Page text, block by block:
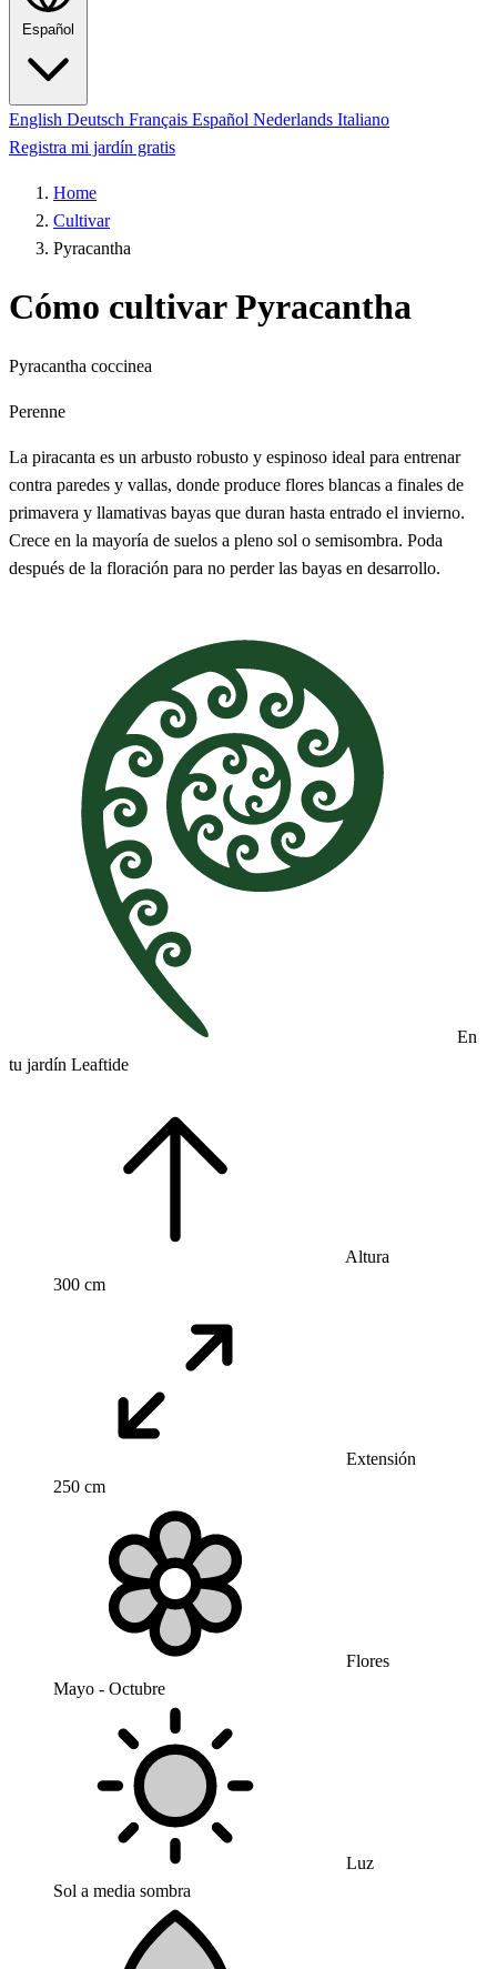
Español
English Deutsch Français Español Nederlands Italiano
Registra mi jardín gratis
Home
Cultivar
Pyracantha
Cómo cultivar Pyracantha
Pyracantha coccinea
Perenne
La piracanta es un arbusto robusto y espinoso ideal para entrenar
contra paredes y vallas, donde produce flores blancas a finales de
primavera y llamativas bayas que duran hasta entrado el invierno.
Crece en la mayoría de suelos a pleno sol o semisombra. Poda
después de la floración para no perder las bayas en desarrollo.
En
tu jardín Leaftide
Altura
300 cm
Extensión
250 cm
Flores
Mayo - Octubre
Luz
Sol a media sombra